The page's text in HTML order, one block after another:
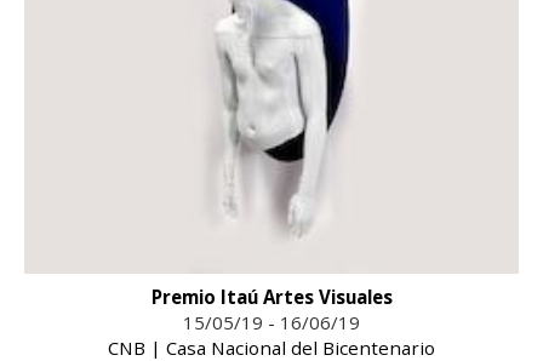
Premio Itaú Artes Visuales
15/05/19 - 16/06/19
CNB | Casa Nacional del Bicentenario